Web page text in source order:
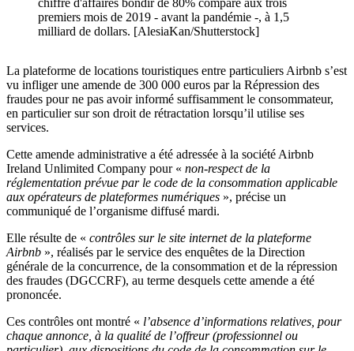
chiffre d'affaires bondir de 80% comparé aux trois
premiers mois de 2019 - avant la pandémie -, à 1,5
milliard de dollars. [AlesiaKan/Shutterstock]
La plateforme de locations touristiques entre particuliers Airbnb s’est
vu infliger une amende de 300 000 euros par la Répression des
fraudes pour ne pas avoir informé suffisamment le consommateur,
en particulier sur son droit de rétractation lorsqu’il utilise ses
services.
Cette amende administrative a été adressée à la société Airbnb
Ireland Unlimited Company pour « non-respect de la
réglementation prévue par le code de la consommation applicable
aux opérateurs de plateformes numériques », précise un
communiqué de l’organisme diffusé mardi.
Elle résulte de « contrôles sur le site internet de la plateforme
Airbnb », réalisés par le service des enquêtes de la Direction
générale de la concurrence, de la consommation et de la répression
des fraudes (DGCCRF), au terme desquels cette amende a été
prononcée.
Ces contrôles ont montré « l’absence d’informations relatives, pour
chaque annonce, à la qualité de l’offreur (professionnel ou